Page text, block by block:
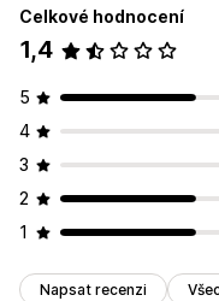
Celkové hodnocení
1,4
5
4
3
2
1
Napsat recenzi